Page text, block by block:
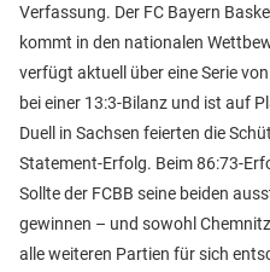
Verfassung. Der FC Bayern
kommt in den nationalen
verfügt aktuell über eine Serie
bei einer 13:3-Bilanz und ist auf
Duell in Sachsen feierten die
Statement-Erfolg. Beim 86:73-
Sollte der FCBB seine beiden
gewinnen – und sowohl
alle weiteren Partien für sich